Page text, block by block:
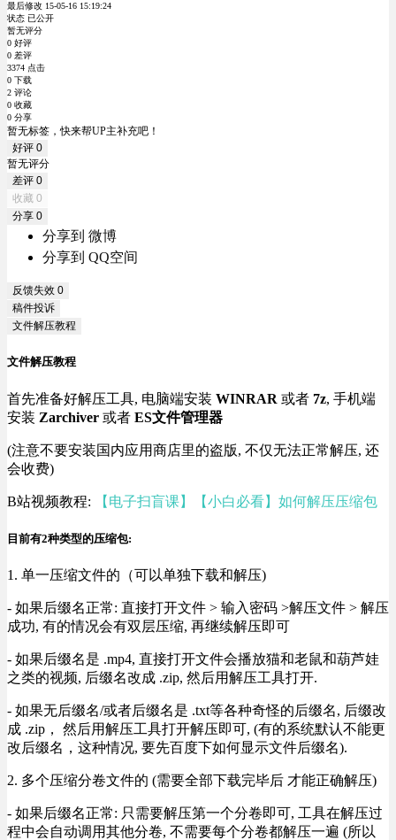
最后修改 15-05-16 15:19:24
状态 已公开
暂无评分
0 好评
0 差评
3374 点击
0 下载
2 评论
0 收藏
0 分享
暂无标签，快来帮UP主补充吧！
好评 0
暂无评分
差评 0
收藏 0
分享 0
分享到 微博
分享到 QQ空间
反馈失效 0
稿件投诉
文件解压教程
文件解压教程
首先准备好解压工具, 电脑端安装 WINRAR 或者 7z, 手机端
安装 Zarchiver 或者 ES文件管理器
(注意不要安装国内应用商店里的盗版, 不仅无法正常解压, 还
会收费)
B站视频教程: 【电子扫盲课】【小白必看】如何解压压缩包
目前有2种类型的压缩包:
1. 单一压缩文件的（可以单独下载和解压)
- 如果后缀名正常: 直接打开文件 > 输入密码 >解压文件 > 解压
成功, 有的情况会有双层压缩, 再继续解压即可
- 如果后缀名是 .mp4, 直接打开文件会播放猫和老鼠和葫芦娃
之类的视频, 后缀名改成 .zip, 然后用解压工具打开.
- 如果无后缀名/或者后缀名是 .txt等各种奇怪的后缀名, 后缀改
成 .zip， 然后用解压工具打开解压即可, (有的系统默认不能更
改后缀名，这种情况, 要先百度下如何显示文件后缀名).
2. 多个压缩分卷文件的 (需要全部下载完毕后 才能正确解压)
- 如果后缀名正常: 只需要解压第一个分卷即可, 工具在解压过
程中会自动调用其他分卷, 不需要每个分卷都解压一遍 (所以